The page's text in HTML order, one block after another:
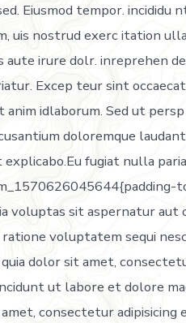
Eiusmod tempor. incididu
uis nostrud exerc itation
aute irure dolr. inreprehen
Excep teur sint
idlaborum. Sed ut
doloremque
explicabo.Eu fugiat nulla
voluptas sit aspernatur aut
voluptatem sequi
dolor sit amet,
ut labore et dolore
consectetur adipisicing